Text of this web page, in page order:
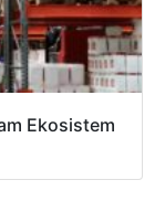
Ekosistem